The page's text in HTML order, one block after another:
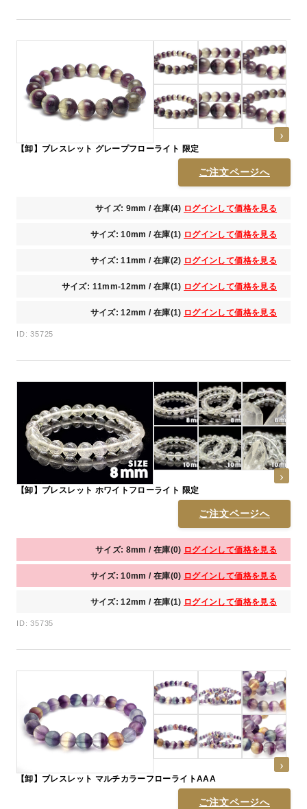
【卸】ブレスレット グレープフローライト 限定
ご注文ページへ
サイズ: 9mm / 在庫(4) ログインして価格を見る
サイズ: 10mm / 在庫(1) ログインして価格を見る
サイズ: 11mm / 在庫(2) ログインして価格を見る
サイズ: 11mm-12mm / 在庫(1) ログインして価格を見る
サイズ: 12mm / 在庫(1) ログインして価格を見る
ID: 35725
【卸】ブレスレット ホワイトフローライト 限定
ご注文ページへ
サイズ: 8mm / 在庫(0) ログインして価格を見る
サイズ: 10mm / 在庫(0) ログインして価格を見る
サイズ: 12mm / 在庫(1) ログインして価格を見る
ID: 35735
【卸】ブレスレット マルチカラーフローライトAAA
ご注文ページへ